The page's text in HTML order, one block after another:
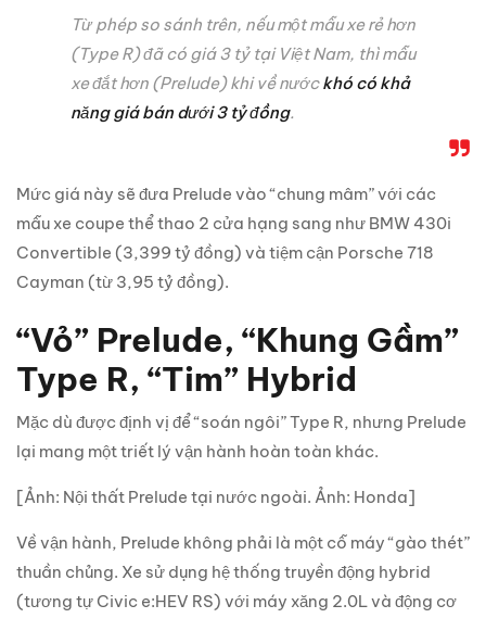
Từ phép so sánh trên, nếu một mẫu xe rẻ hơn
(Type R) đã có giá 3 tỷ tại Việt Nam, thì mẫu
xe đắt hơn (Prelude) khi về nướckhó có khả
năng giá bán dưới 3 tỷ đồng.
Mức giá này sẽ đưa Prelude vào “chung mâm” với các
mẫu xe coupe thể thao 2 cửa hạng sang như BMW 430i
Convertible (3,399 tỷ đồng) và tiệm cận Porsche 718
Cayman (từ 3,95 tỷ đồng).
“Vỏ” Prelude, “Khung Gầm”
Type R, “Tim” Hybrid
Mặc dù được định vị để “soán ngôi” Type R, nhưng Prelude
lại mang một triết lý vận hành hoàn toàn khác.
[Ảnh: Nội thất Prelude tại nước ngoài. Ảnh: Honda]
Về vận hành, Prelude không phải là một cỗ máy “gào thét”
thuần chủng. Xe sử dụng hệ thống truyền động hybrid
(tương tự Civic e:HEV RS) với máy xăng 2.0L và động cơ